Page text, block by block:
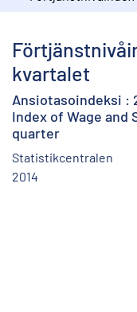
kvartalet
Ansiotasoindeksi :
Index of Wage and
quarter
Statistikcentralen
2014